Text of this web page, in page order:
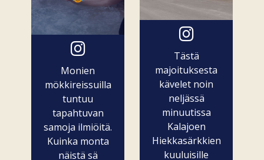
Monien
mökkireissuilla
tuntuu
tapahtuvan
samoja ilmiöitä.
Kuinka monta
näistä sä
Tästä
majoituksesta
kävelet noin
neljässä
minuutissa
Kalajoen
Hiekkasärkkien
kuuluisille